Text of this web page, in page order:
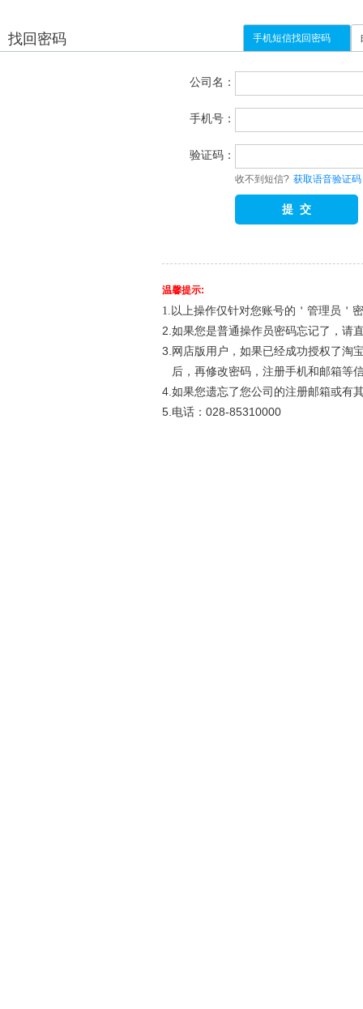
找回密码 手机短信找回密码
公司名：
手机号：
验证码：
收不到短信? 获取语音验证码
温馨提示:
1.以上操作仅针对您账号的＇管理员＇
2.如果您是普通操作员密码忘记了，请
3.网店版用户，如果已经成功授权了淘
后，再修改密码，注册手机和邮箱等
4.如果您遗忘了您公司的注册邮箱或有
5.电话：028-85310000